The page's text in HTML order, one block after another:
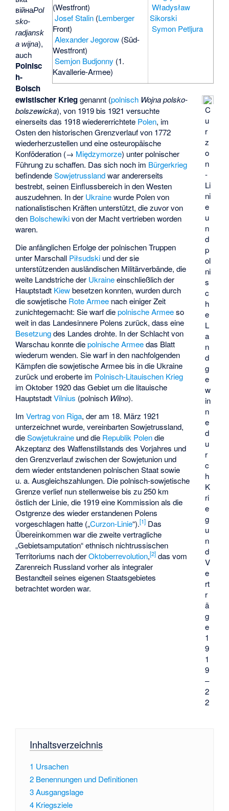
(Westfront)
Josef Stalin(Lemberger
Front)
Alexander Jegorow(Süd-
Westfront)
Semjon Budjonny (1.
Kavallerie-Armee)
Władysław
Sikorski
Symon Petljura
C
u
r
z
o
n
-
Li
ni
e
u
n
d
p
ol
ni
s
c
h
e
L
a
n
d
g
e
w
in
n
e
d
u
r
c
h
K
ri
e
g
u
n
d
V
e
rt
r
ä
g
e
1
9
1
9
–
2
2
війнаPol
sko-
radjansk
a wijna),
auch
Polnisc
h-
Bolsch
ewistischer Krieggenannt (polnisch Wojna polsko-
bolszewicka), von 1919 bis 1921 versuchte
einerseits das 1918 wiedererrichtete Polen, im
Osten den historischen Grenzverlauf von 1772
wiederherzustellen und eine osteuropäische
Konföderation (→ Międzymorze) unter polnischer
Führung zu schaffen. Das sich noch im Bürgerkrieg
befindendeSowjetrusslandwar andererseits
bestrebt, seinen Einflussbereich in den Westen
auszudehnen. In der Ukrainewurde Polen von
nationalistischen Kräften unterstützt, die zuvor von
den Bolschewikivon der Macht vertrieben worden
waren.
Die anfänglichen Erfolge der polnischen Truppen
unter Marschall Piłsudski und der sie
unterstützenden ausländischen Militärverbände, die
weite Landstriche der Ukraineeinschließlich der
Hauptstadt Kiewbesetzen konnten, wurden durch
die sowjetische Rote Armee nach einiger Zeit
zunichtegemacht: Sie warf diepolnische Armeeso
weit in das Landesinnere Polens zurück, dass eine
Besetzungdes Landes drohte. In derSchlacht von
Warschaukonnte diepolnische Armeedas Blatt
wiederum wenden. Sie warf in den nachfolgenden
Kämpfen die sowjetische Armee bis in die Ukraine
zurück und eroberte im Polnisch-Litauischen Krieg
im Oktober 1920 das Gebiet um die litauische
HauptstadtVilnius (polnisch Wilno).
ImVertrag von Riga, der am 18. März 1921
unterzeichnet wurde, vereinbarten Sowjetrussland,
dieSowjetukraine und die Republik Polendie
Akzeptanz des Waffenstillstands des Vorjahres und
den Grenzverlauf zwischen der Sowjetunion und
dem wieder entstandenen polnischen Staat sowie
u. a. Ausgleichszahlungen. Die polnisch-sowjetische
Grenze verlief nun stellenweise bis zu 250 km
östlich der Linie, die 1919 eine Kommission als die
Ostgrenze des wieder erstandenen Polens
vorgeschlagen hatte („Curzon-Linie“).[1] Das
Übereinkommen war die zweite vertragliche
„Gebietsamputation“ ethnisch nichtrussischen
Territoriums nach derOktoberrevolution,[2] das vom
Zarenreich Russland vorher als integraler
Bestandteil seines eigenen Staatsgebietes
betrachtet worden war.
Inhaltsverzeichnis
1 Ursachen
2 Benennungen und Definitionen
3Ausgangslage
4 Kriegsziele